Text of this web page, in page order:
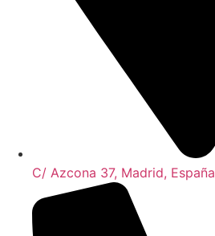
C/ Azcona 37, Madrid, España